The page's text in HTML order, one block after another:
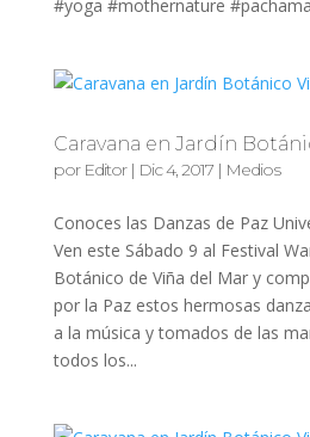
#yoga #mothernature
Caravana en Jardín
por Editor| Dic 4, 2017| Medios
Conoces las Danzas de Paz
Ven este Sábado 9 al Festival
Botánico de Viña del Mar y
por la Paz estos hermosas
a la música y tomados de las
todos los...